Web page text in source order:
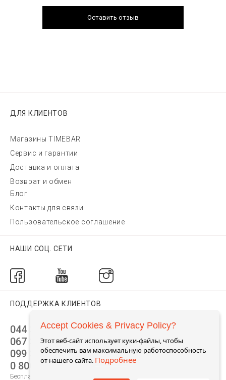
Оставить отзыв
ДЛЯ КЛИЕНТОВ
Магазины TIMEBAR
Сервис и гарантии
Доставка и оплата
Возврат и обмен
Блог
Контакты для связи
Пользовательское соглашение
НАШИ СОЦ. СЕТИ
ПОДДЕРЖКА КЛИЕНТОВ
044 392 44 45
067 344 14 44 (viber)
099 399 23 80
0 800 305 805
Бесплатно по Украине
Accept Cookies & Privacy Policy?
Этот веб-сайт использует куки-файлы, чтобы
обеспечить вам максимальную работоспособность
от нашего сайта. Подробнее